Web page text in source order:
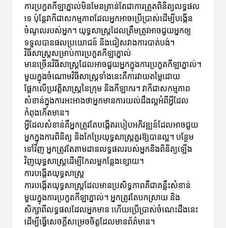
ការប្រកួតកីឡាភ្នាល់មិនមែនគ្រាន់តែជាការត្រួតពិនិត្យលទ្ធផល
ទេ ប៉ុន្តែវាក៏ជាសកម្មភាពដែលអ្នកអាចប្រើប្រាស់ដើម្បីបង្កើន
ចំណូលរបស់អ្នក។ យុទ្ធសាស្ត្រដែលត្រឹមត្រូវអាចជួយអ្នកឲ្យ
ទទួលបានផលប្រយោជន៍ និងជៀសវាងការបាត់បង់។
វិធីសាស្ត្រសម្រាប់ការប្រកួតកីឡាភ្នាល់
មានច្រើនវិធីសាស្ត្រដែលអាចជួយអ្នកក្នុងការប្រកួតកីឡាភ្នាល់។
មួយក្នុងចំណោមវិធីសាស្ត្រទាំងនេះគឺការវាយតម្លៃដោយ
ផ្អែកលើប្រវត្តិសាស្ត្រនៃក្រុម និងកីឡាករ។ វាក៏ជាសកម្មភាព
សំខាន់ក្នុងការអះអាងថាអ្នកមានការយល់ដឹងល្អអំពីអ្វីដែល
កំពុងកើតមាន។
អ្វីដែលសំខាន់គឺអ្នកត្រូវតែបង្កើតរបៀបអភិវឌ្ឍន៍ដែលអាចជួយ
អ្នកក្នុងការពិនិត្យ និងកែប្រែយុទ្ធសាស្ត្រគួរឱ្យបានល្អ។ បន្ថែម
ទៅវិញ អ្នកត្រូវតែតាមដានលទ្ធផលរបស់អ្នកនិងពិនិត្យឡើង
វិញយុទ្ធសាស្ត្រដើម្បីកែលម្អកន្លែងខ្សោយ។
ការបង្កើតយុទ្ធសាស្ត្រ
ការបង្កើតយុទ្ធសាស្ត្រដែលមានប្រសិទ្ធភាពគឺជាគន្លឹះសំខាន់
មួយក្នុងការប្រកួតកីឡាភ្នាល់។ អ្នកត្រូវតែបកស្រាយ និង
សិក្សាពីលទ្ធផលដែលអ្នកមាន ហើយប្រើប្រាស់ចំណេះដឹងនេះ
ដើម្បីធ្វើសេចក្តីសម្រេចចិត្តដែលមានព័ត៌មាន។